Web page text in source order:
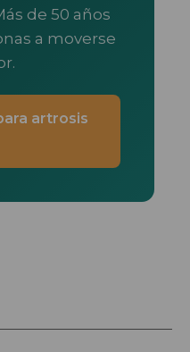
de 50 años
a moverse
artrosis